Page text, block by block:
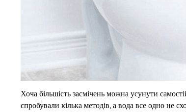
Хоча більшість засмічень можна усунути
спробували кілька методів, а вода все одно не